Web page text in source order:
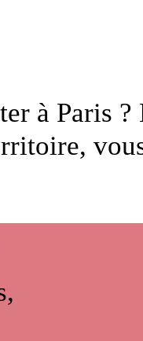
à Paris